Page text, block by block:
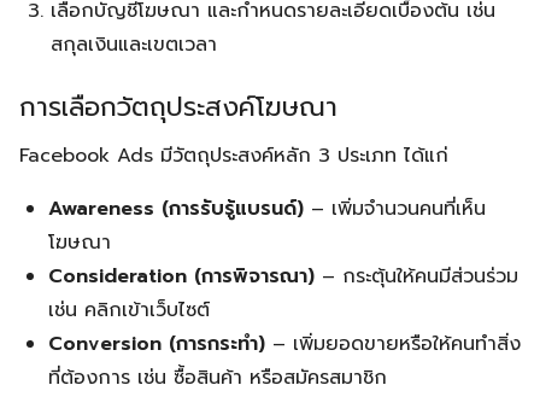
เลือกบัญชีโฆษณา และกำหนดรายละเอียดเบื้องต้น เช่น
สกุลเงินและเขตเวลา
การเลือกวัตถุประสงค์โฆษณา
Facebook Ads มีวัตถุประสงค์หลัก 3 ประเภท ได้แก่
Awareness (การรับรู้แบรนด์) – เพิ่มจำนวนคนที่เห็น
โฆษณา
Consideration (การพิจารณา) – กระตุ้นให้คนมีส่วนร่วม
เช่น คลิกเข้าเว็บไซต์
Conversion (การกระทำ) – เพิ่มยอดขายหรือให้คนทำสิ่ง
ที่ต้องการ เช่น ซื้อสินค้า หรือสมัครสมาชิก